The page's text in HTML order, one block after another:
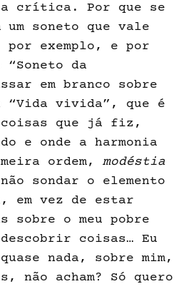
crítica. Por que se
soneto que vale
exemplo, e por
“Soneto da
em branco sobre
“Vida vivida”, que é
coisas que já fiz,
e onde a harmonia
ordem, modéstia
sondar o elemento
em vez de estar
sobre o meu po­bre
coisas… Eu
nada, sobre mim,
não acham? Só quero